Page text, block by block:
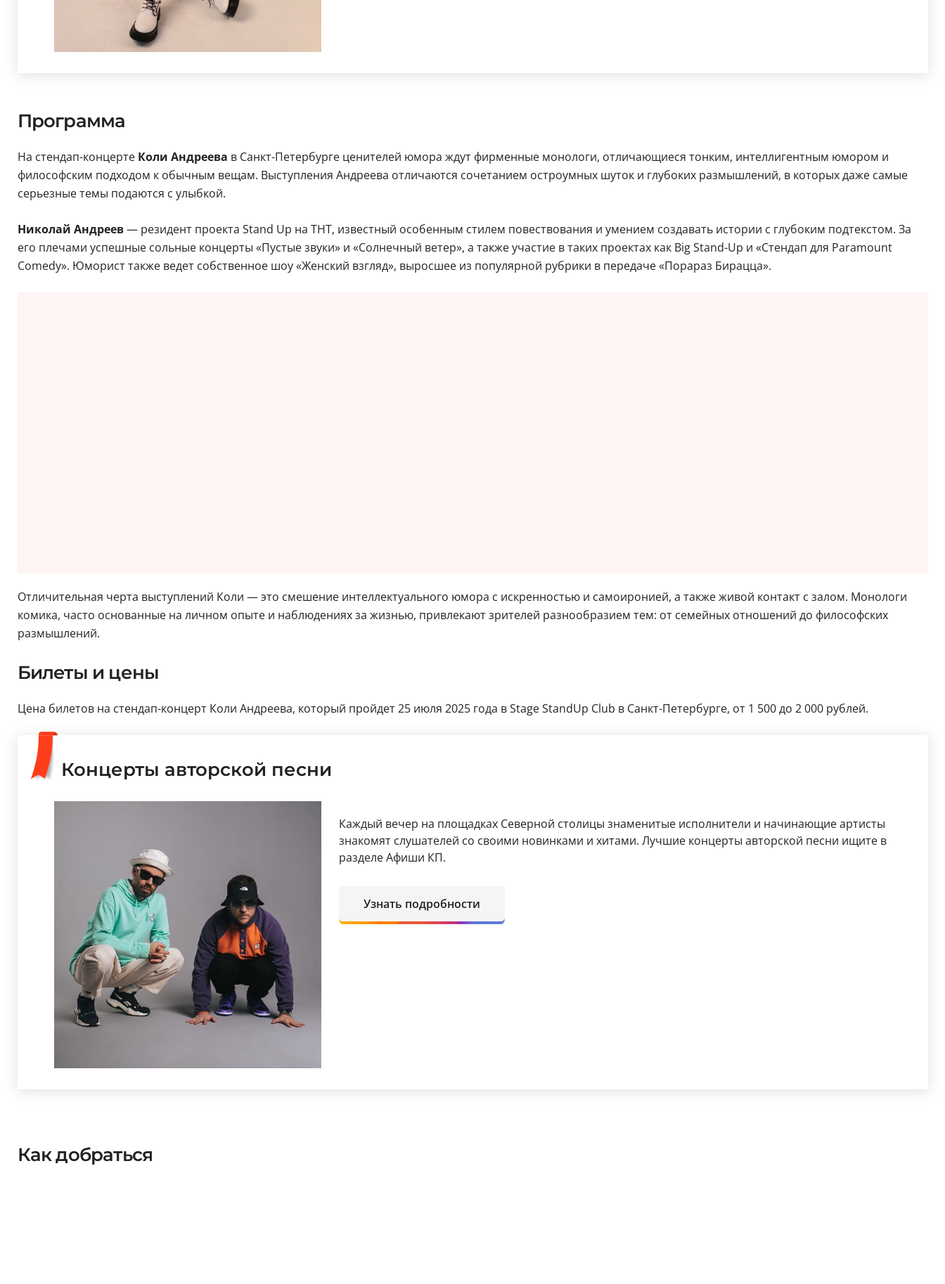
Программа
На стендап-концерте Коли Андреева в Санкт-Петербурге ценителей юмора ждут фирменные монологи, отличающиеся тонким, интеллигентным юмором и
философским подходом к обычным вещам. Выступления Андреева отличаются сочетанием остроумных шуток и глубоких размышлений, в которых даже самые
серьезные темы подаются с улыбкой.
Николай Андреев— резидент проекта Stand Up на ТНТ, известный особенным стилем повествования и умением создавать истории с глубоким подтекстом. За
его плечами успешные сольные концерты «Пустые звуки» и «Солнечный ветер», а также участие в таких проектах как Big Stand-Up и «Стендап для Paramount
Comedy». Юморист также ведет собственное шоу «Женский взгляд», выросшее из популярной рубрики в передаче «Порараз Бирацца».
Отличительная черта выступлений Коли — это смешение интеллектуального юмора с искренностью и самоиронией, а также живой контакт с залом. Монологи
комика, часто основанные на личном опыте и наблюдениях за жизнью, привлекают зрителей разнообразием тем: от семейных отношений до философских
размышлений.
Билеты и цены
Цена билетов на стендап-концерт Коли Андреева, который пройдет 25 июля 2025 года в Stage StandUp Club в Санкт-Петербурге, от 1 500 до 2 000 рублей.
Концерты авторской песни
Каждый вечер на площадках Северной столицы знаменитые исполнители и начинающие артисты
знакомят слушателей со своими новинками и хитами. Лучшие концерты авторской песни ищите в
разделе Афиши КП.
Узнать подробности
Как добраться